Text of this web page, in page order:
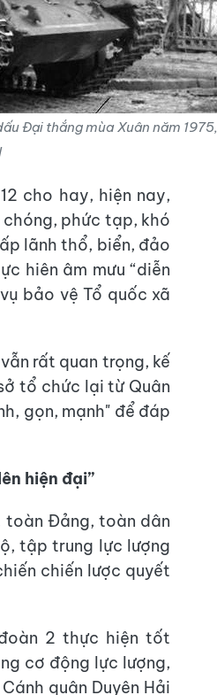
Đại thắng mùa Xuân năm
cho hay, hiện nay,
chóng, phức tạp, khó
lãnh thổ, biển, đảo
hiên âm mưu “diễn
bảo vệ Tổ quốc xã
rất quan trọng, kế
tổ chức lại từ Quân
gọn, mạnh" để đáp
hiện đại”
toàn Đảng, toàn dân
tập trung lực lượng
chiến lược quyết
2 thực hiện tốt
cơ động lực lượng,
quân Duyên Hải